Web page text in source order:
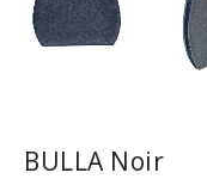
BULLA Noir